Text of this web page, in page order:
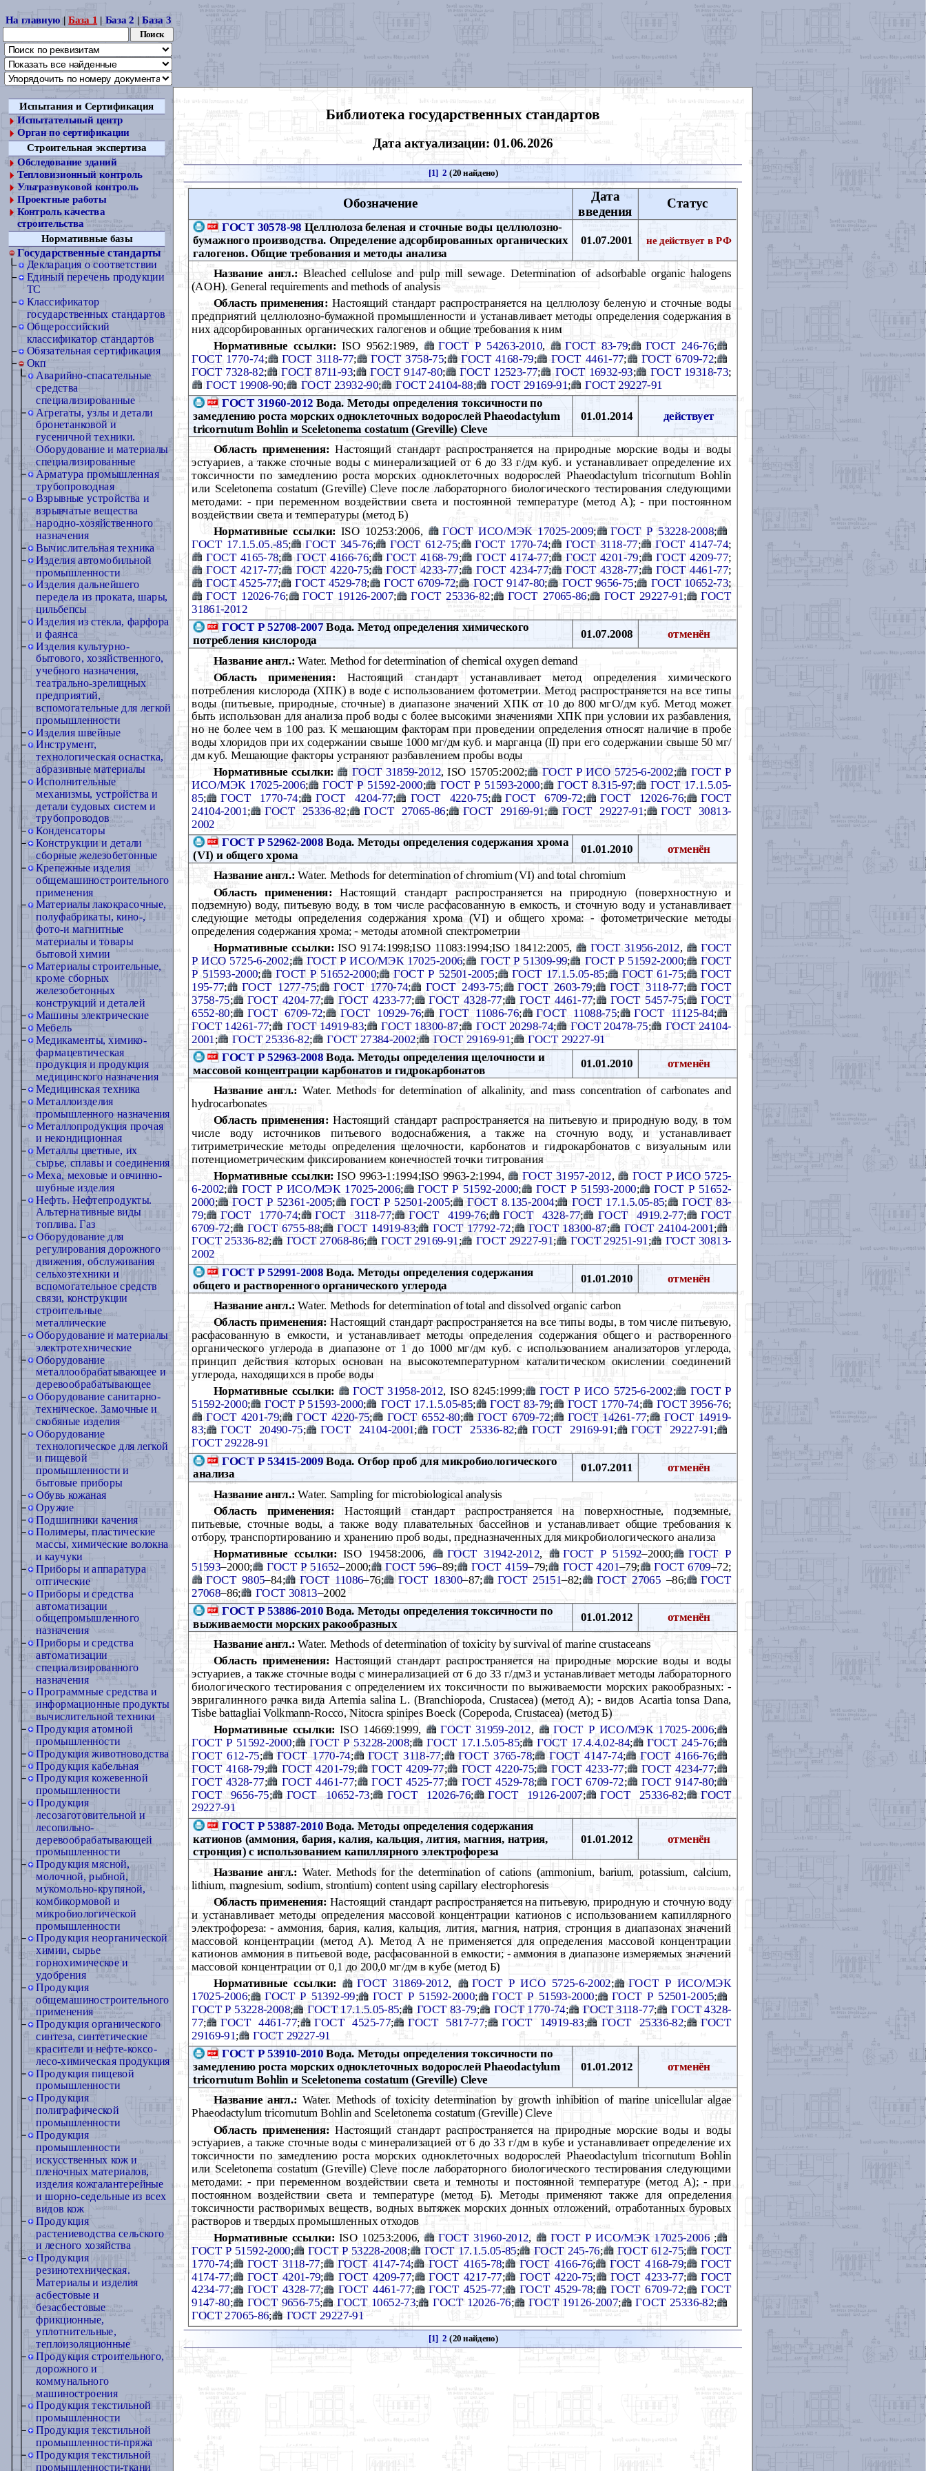
На главную |База 1 | База 2 |База 3
Испытания и Сертификация
Испытательный центр
Орган по сертификации
Строительная экспертиза
Обследование зданий
Тепловизионный контроль
Ультразвуковой контроль
Проектные работы
Контроль качества
строительства
Нормативные базы
Государственные стандарты
Декларация о соответствии
Единый перечень продукции
ТС
Классификатор
государственных стандартов
Общероссийский
классификатор стандартов
Обязательная сертификация
Окп
Аварийно-спасательные
средства
специализированные
Агрегаты, узлы и детали
бронетанковой и
гусеничной техники.
Оборудование и материалы
специализированные
Арматура промышленная
трубопроводная
Взрывные устройства и
взрывчатые вещества
народно-хозяйственного
назначения
Вычислительная техника
Изделия автомобильной
промышленности
Изделия дальнейшего
передела из проката, шары,
цильбепсы
Изделия из стекла, фарфора
и фаянса
Изделия культурно-
бытового, хозяйственного,
учебного назначения,
театрально-зрелищных
предприятий,
вспомогательные для легкой
промышленности
Изделия швейные
Инструмент,
технологическая оснастка,
абразивные материалы
Исполнительные
механизмы, устройства и
детали судовых систем и
трубопроводов
Конденсаторы
Конструкции и детали
сборные железобетонные
Крепежные изделия
общемашиностроительного
применения
Материалы лакокрасочные,
полуфабрикаты, кино-,
фото-и магнитные
материалы и товары
бытовой химии
Материалы строительные,
кроме сборных
железобетонных
конструкций и деталей
Машины электрические
Мебель
Медикаменты, химико-
фармацевтическая
продукция и продукция
медицинского назначения
Медицинская техника
Металлоизделия
промышленного назначения
Металлопродукция прочая
и некондиционная
Металлы цветные, их
сырье, сплавы и соединения
Меха, меховые и овчинно-
шубные изделия
Нефть. Нефтепродукты.
Альтернативные виды
топлива. Газ
Оборудование для
регулирования дорожного
движения, обслуживания
сельхозтехники и
вспомогательное средств
связи, конструкции
строительные
металлические
Оборудование и материалы
электротехнические
Оборудование
металлообрабатывающее и
деревообрабатывающее
Оборудование санитарно-
техническое. Замочные и
скобяные изделия
Оборудование
технологическое для легкой
и пищевой
промышленности и
бытовые приборы
Обувь кожаная
Оружие
Подшипники качения
Полимеры, пластические
массы, химические волокна
и каучуки
Приборы и аппаратура
оптические
Приборы и средства
автоматизации
общепромышленного
назначения
Приборы и средства
автоматизации
специализированного
назначения
Программные средства и
информационные продукты
вычислительной техники
Продукция атомной
промышленности
Продукция животноводства
Продукция кабельная
Продукция кожевенной
промышленности
Продукция
лесозаготовительной и
лесопильно-
деревообрабатывающей
промышленности
Продукция мясной,
молочной, рыбной,
мукомольно-крупяной,
комбикормовой и
микробиологической
промышленности
Продукция неорганической
химии, сырье
горнохимическое и
удобрения
Продукция
общемашиностроительного
применения
Продукция органического
синтеза, синтетические
красители и нефте-коксо-
лесо-химическая продукция
Продукция пищевой
промышленности
Продукция
полиграфической
промышленности
Продукция
промышленности
искусственных кож и
пленочных материалов,
изделия кожгалантерейные
и шорно-седельные из всех
видов кож
Продукция
растениеводства сельского
и лесного хозяйства
Продукция
резинотехническая.
Материалы и изделия
асбестовые и
безасбестовые
фрикционные,
уплотнительные,
теплоизоляционные
Продукция строительного,
дорожного и
коммунального
машиностроения
Продукция текстильной
промышленности
Продукция текстильной
промышленности-пряжа
Продукция текстильной
промышленности-ткани
Библиотека государственных стандартов
Дата актуализации: 01.06.2026
[1] 2 (20 найдено)
Обозначение
Дата
введения
Статус
ГОСТ 30578-98 Целлюлоза беленая и сточные воды целлюлозно-
бумажного производства. Определение адсорбированных органических
галогенов. Общие требования и методы анализа
01.07.2001 не действует в РФ
Название англ.: Bleached cellulose and pulp mill sewage. Determination of adsorbable organic halogens
(AOH). General requirements and methods of analysis
Область применения: Настоящий стандарт распространяется на целлюлозу беленую и сточные воды
предприятий целлюлозно-бумажной промышленности и устанавливает методы определения содержания в
них адсорбированных органических галогенов и общие требования к ним
Нормативные ссылки:ISO 9562:1989, ГОСТ Р 54263-2010, ГОСТ 83-79; ГОСТ 246-76;
ГОСТ 1770-74; ГОСТ 3118-77; ГОСТ 3758-75; ГОСТ 4168-79; ГОСТ 4461-77; ГОСТ 6709-72;
ГОСТ 7328-82; ГОСТ 8711-93; ГОСТ 9147-80; ГОСТ 12523-77; ГОСТ 16932-93; ГОСТ 19318-73;
ГОСТ 19908-90; ГОСТ 23932-90; ГОСТ 24104-88; ГОСТ 29169-91;
ГОСТ 29227-91
ГОСТ 31960-2012 Вода. Методы определения токсичности по
замедлению роста морских одноклеточных водорослей Phaeodactylum
tricornutum Bohlin и Sceletonema costatum (Greville) Cleve
01.01.2014 действует
Область применения: Настоящий стандарт распространяется на природные морские воды и воды
эстуариев, а также сточные воды с минерализацией от 6 до 33 г/дм куб. и устанавливает определение их
токсичности по замедлению роста морских одноклеточных водорослей Phaeodactylum tricornutum Bohlin
или Sceletonema costatum (Greville) Cleve после лабораторного биологического тестирования следующими
методами: - при переменном воздействии света и постоянной температуре (метод А); - при постоянном
воздействии света и температуры (метод Б)
Нормативные ссылки: ISO 10253:2006, ГОСТ ИСО/МЭК 17025-2009; ГОСТ Р 53228-2008;
ГОСТ 17.1.5.05.-85; ГОСТ 345-76; ГОСТ 612-75; ГОСТ 1770-74; ГОСТ 3118-77; ГОСТ 4147-74;
ГОСТ 4165-78; ГОСТ 4166-76; ГОСТ 4168-79; ГОСТ 4174-77; ГОСТ 4201-79; ГОСТ 4209-77;
ГОСТ 4217-77; ГОСТ 4220-75; ГОСТ 4233-77; ГОСТ 4234-77; ГОСТ 4328-77; ГОСТ 4461-77;
ГОСТ 4525-77; ГОСТ 4529-78; ГОСТ 6709-72; ГОСТ 9147-80; ГОСТ 9656-75; ГОСТ 10652-73;
ГОСТ 12026-76; ГОСТ 19126-2007; ГОСТ 25336-82; ГОСТ 27065-86; ГОСТ 29227-91;
ГОСТ
31861-2012
ГОСТ Р 52708-2007 Вода. Метод определения химического
потребления кислорода
01.07.2008 отменён
Название англ.: Water. Method for determination of chemical oxygen demand
Область применения:Настоящий стандарт устанавливает метод определения химического
потребления кислорода (ХПК) в воде с использованием фотометрии. Метод распространяется на все типы
воды (питьевые, природные, сточные) в диапазоне значений ХПК от 10 до 800 мгО/дм куб. Метод может
быть использован для анализа проб воды с более высокими значениями ХПК при условии их разбавления,
но не более чем в 100 раз. К мешающим факторам при проведении определения относят наличие в пробе
воды хлоридов при их содержании свыше 1000 мг/дм куб. и марганца (II) при его содержании свыше 50 мг/
дм куб. Мешающие факторы устраняют разбавлением пробы воды
Нормативные ссылки: ГОСТ 31859-2012, ISO 15705:2002; ГОСТ Р ИСО 5725-6-2002; ГОСТ Р
ИСО/МЭК 17025-2006; ГОСТ Р 51592-2000; ГОСТ Р 51593-2000; ГОСТ 8.315-97; ГОСТ 17.1.5.05-
85; ГОСТ 1770-74; ГОСТ 4204-77; ГОСТ 4220-75; ГОСТ 6709-72; ГОСТ 12026-76; ГОСТ
24104-2001; ГОСТ 25336-82; ГОСТ 27065-86; ГОСТ 29169-91; ГОСТ 29227-91;
ГОСТ 30813-
2002
ГОСТ Р 52962-2008 Вода. Методы определения содержания хрома
(VI) и общего хрома
01.01.2010 отменён
Название англ.: Water. Methods for determination of chromium (VI) and total chromium
Область применения:Настоящий стандарт распространяется на природную (поверхностную и
подземную) воду, питьевую воду, в том числе расфасованную в емкость, и сточную воду и устанавливает
следующие методы определения содержания хрома (VI) и общего хрома: - фотометрические методы
определения содержания хрома; - методы атомной спектрометрии
Нормативные ссылки:ISO 9174:1998;ISO 11083:1994;ISO 18412:2005, ГОСТ 31956-2012, ГОСТ
Р ИСО 5725-6-2002; ГОСТ Р ИСО/МЭК 17025-2006; ГОСТ Р 51309-99; ГОСТ Р 51592-2000; ГОСТ
Р 51593-2000; ГОСТ Р 51652-2000; ГОСТ Р 52501-2005; ГОСТ 17.1.5.05-85; ГОСТ 61-75;
ГОСТ
195-77; ГОСТ 1277-75; ГОСТ 1770-74; ГОСТ 2493-75; ГОСТ 2603-79; ГОСТ 3118-77; ГОСТ
3758-75; ГОСТ 4204-77; ГОСТ 4233-77; ГОСТ 4328-77; ГОСТ 4461-77; ГОСТ 5457-75; ГОСТ
6552-80; ГОСТ 6709-72; ГОСТ 10929-76; ГОСТ 11086-76; ГОСТ 11088-75; ГОСТ 11125-84;
ГОСТ 14261-77; ГОСТ 14919-83; ГОСТ 18300-87; ГОСТ 20298-74; ГОСТ 20478-75; ГОСТ 24104-
2001 ; ГОСТ 25336-82; ГОСТ 27384-2002; ГОСТ 29169-91; ГОСТ 29227-91
ГОСТ Р 52963-2008 Вода. Методы определения щелочности и
массовой концентрации карбонатов и гидрокарбонатов
01.01.2010 отменён
Название англ.: Water. Methods for determination of alkalinity, and mass concentration of carbonates and
hydrocarbonates
Область применения:Настоящий стандарт распространяется на питьевую и природную воду, в том
числе воду источников питьевого водоснабжения, а также на сточную воду, и устанавливает
титриметрические методы определения щелочности, карбонатов и гидрокарбонатов с визуальным или
потенциометрическим фиксированием конечностей точки титрования
Нормативные ссылки: ISO 9963-1:1994;ISO 9963-2:1994, ГОСТ 31957-2012, ГОСТ Р ИСО 5725-
6-2002; ГОСТ Р ИСО/МЭК 17025-2006; ГОСТ Р 51592-2000; ГОСТ Р 51593-2000; ГОСТ Р 51652-
2000; ГОСТ Р 52361-2005; ГОСТ Р 52501-2005; ГОСТ 8.135-2004; ГОСТ 17.1.5.05-85; ГОСТ 83-
79; ГОСТ 1770-74; ГОСТ 3118-77; ГОСТ 4199-76; ГОСТ 4328-77; ГОСТ 4919.2-77; ГОСТ
6709-72; ГОСТ 6755-88; ГОСТ 14919-83; ГОСТ 17792-72; ГОСТ 18300-87; ГОСТ 24104-2001;
ГОСТ 25336-82; ГОСТ 27068-86; ГОСТ 29169-91 ; ГОСТ 29227-91; ГОСТ 29251-91 ; ГОСТ 30813-
2002
ГОСТ Р 52991-2008 Вода. Методы определения содержания
общего и растворенного органического углерода
01.01.2010 отменён
Название англ.: Water. Methods for determination of total and dissolved organic carbon
Область применения: Настоящий стандарт распространяется на все типы воды, в том числе питьевую,
расфасованную в емкости, и устанавливает методы определения содержания общего и растворенного
органического углерода в диапазоне от 1 до 1000 мг/дм куб. с использованием анализаторов углерода,
принцип действия которых основан на высокотемпературном каталитическом окислении соединений
углерода, находящихся в пробе воды
Нормативные ссылки:
ГОСТ 31958-2012 , ISO 8245:1999; ГОСТ Р ИСО 5725-6-2002;
ГОСТ Р
51592-2000; ГОСТ Р 51593-2000; ГОСТ 17.1.5.05-85; ГОСТ 83-79; ГОСТ 1770-74; ГОСТ 3956-76;
ГОСТ 4201-79; ГОСТ 4220-75; ГОСТ 6552-80; ГОСТ 6709-72; ГОСТ 14261-77; ГОСТ 14919-
83; ГОСТ 20490-75; ГОСТ 24104-2001; ГОСТ 25336-82; ГОСТ 29169-91; ГОСТ 29227-91;
ГОСТ 29228-91
ГОСТ Р 53415-2009 Вода. Отбор проб для микробиологического
анализа
01.07.2011 отменён
Название англ.: Water. Sampling for microbiological analysis
Область применения: Настоящий стандарт распространяется на поверхностные, подземные,
питьевые, сточные воды, а также воду плавательных бассейнов и устанавливает общие требования к
отбору, транспортированию и хранению проб воды, предназначенных для микробиологического анализа
Нормативные ссылки:ISO 19458:2006, ГОСТ 31942-2012, ГОСТ Р 51592–2000; ГОСТ Р
51593–2000; ГОСТ Р 51652–2000; ГОСТ 596–89; ГОСТ 4159–79; ГОСТ 4201–79; ГОСТ 6709–72;
ГОСТ 9805–84; ГОСТ 11086–76; ГОСТ 18300–87; ГОСТ 25151–82; ГОСТ 27065 –86;
ГОСТ
27068–86; ГОСТ 30813–2002
ГОСТ Р 53886-2010 Вода. Методы определения токсичности по
выживаемости морских ракообразных
01.01.2012 отменён
Название англ.: Water. Methods of determination of toxicity by survival of marine crustaceans
Область применения: Настоящий стандарт распространяется на природные морские воды и воды
эстуариев, а также сточные воды с минерализацией от 6 до 33 г/дм3 и устанавливает методы лабораторного
биологического тестирования с определением их токсичности по выживаемости морских ракообразных: -
эвригалинного рачка вида Artemia salina L. (Branchiopoda, Crustacea) (метод А); - видов Acartia tonsa Dana,
Tisbe battagliai Volkmann-Rocco, Nitocra spinipes Boeck (Copepoda, Crustacea) (метод Б)
Нормативные ссылки: ISO 14669:1999, ГОСТ 31959-2012, ГОСТ Р ИСО/МЭК 17025-2006;
ГОСТ Р 51592-2000; ГОСТ Р 53228-2008; ГОСТ 17.1.5.05-85; ГОСТ 17.4.4.02-84; ГОСТ 245-76;
ГОСТ 612-75; ГОСТ 1770-74; ГОСТ 3118-77; ГОСТ 3765-78; ГОСТ 4147-74; ГОСТ 4166-76;
ГОСТ 4168-79; ГОСТ 4201-79; ГОСТ 4209-77; ГОСТ 4220-75; ГОСТ 4233-77; ГОСТ 4234-77;
ГОСТ 4328-77; ГОСТ 4461-77; ГОСТ 4525-77; ГОСТ 4529-78; ГОСТ 6709-72; ГОСТ 9147-80;
ГОСТ 9656-75; ГОСТ 10652-73; ГОСТ 12026-76; ГОСТ 19126-2007; ГОСТ 25336-82; ГОСТ
29227-91
ГОСТ Р 53887-2010 Вода. Методы определения содержания
катионов (аммония, бария, калия, кальция, лития, магния, натрия,
стронция) с использованием капиллярного электрофореза
01.01.2012 отменён
Название англ.: Water. Methods for the determination of cations (ammonium, barium, potassium, calcium,
lithium, magnesium, sodium, strontium) content using capillary electrophoresis
Область применения: Настоящий стандарт распространяется на питьевую, природную и сточную воду
и устанавливает методы определения массовой концентрации катионов с использованием капиллярного
электрофореза: - аммония, бария, калия, кальция, лития, магния, натрия, стронция в диапазонах значений
массовой концентрации (метод А). Метод А не применяется для определения массовой концентрации
катионов аммония в питьевой воде, расфасованной в емкости; - аммония в диапазоне измеряемых значений
массовой концентрации от 0,1 до 200,0 мг/дм в кубе (метод Б)
Нормативные ссылки: ГОСТ 31869-2012, ГОСТ Р ИСО 5725-6-2002;
ГОСТ Р ИСО/МЭК
17025-2006; ГОСТ Р 51392-99; ГОСТ Р 51592-2000; ГОСТ Р 51593-2000; ГОСТ Р 52501-2005;
ГОСТ Р 53228-2008; ГОСТ 17.1.5.05-85; ГОСТ 83-79; ГОСТ 1770-74; ГОСТ 3118-77; ГОСТ 4328-
77; ГОСТ 4461-77; ГОСТ 4525-77; ГОСТ 5817-77; ГОСТ 14919-83; ГОСТ 25336-82; ГОСТ
29169-91;
ГОСТ 29227-91
ГОСТ Р 53910-2010 Вода. Методы определения токсичности по
замедлению роста морских одноклеточных водорослей Phaeodactylum
tricornutum Bohlin и Sceletonema costatum (Greville) Cleve
01.01.2012 отменён
Название англ.: Water. Methods of toxicity determination by growth inhibition of marine unicellular algae
Phaeodactylum tricornutum Bohlin and Sceletonema costatum (Greville) Cleve
Область применения: Настоящий стандарт распространяется на природные морские воды и воды
эстуариев, а также сточные воды с минерализацией от 6 до 33 г/дм в кубе и устанавливает определение их
токсичности по замедлению роста морских одноклеточных водорослей Phaeodactylum tricornutum Bohlin
или Sceletonema costatum (Greville) Cleve после лабораторного биологического тестирования следующими
методами: - при переменном воздействии света и темноты и постоянной температуре (метод А); - при
постоянном воздействии света и температуре (метод Б). Методы применяют также для определения
токсичности растворимых веществ, водных вытяжек морских донных отложений, отработанных буровых
растворов и твердых промышленных отходов
Нормативные ссылки:ISO 10253:2006, ГОСТ 31960-2012, ГОСТ Р ИСО/МЭК 17025-2006 ;
ГОСТ Р 51592-2000; ГОСТ Р 53228-2008; ГОСТ 17.1.5.05-85; ГОСТ 245-76; ГОСТ 612-75; ГОСТ
1770-74; ГОСТ 3118-77; ГОСТ 4147-74; ГОСТ 4165-78; ГОСТ 4166-76; ГОСТ 4168-79;
ГОСТ
4174-77; ГОСТ 4201-79; ГОСТ 4209-77; ГОСТ 4217-77; ГОСТ 4220-75; ГОСТ 4233-77;
ГОСТ
4234-77; ГОСТ 4328-77; ГОСТ 4461-77; ГОСТ 4525-77; ГОСТ 4529-78; ГОСТ 6709-72; ГОСТ
9147-80; ГОСТ 9656-75; ГОСТ 10652-73; ГОСТ 12026-76; ГОСТ 19126-2007; ГОСТ 25336-82;
ГОСТ 27065-86; ГОСТ 29227-91
[1] 2 (20 найдено)